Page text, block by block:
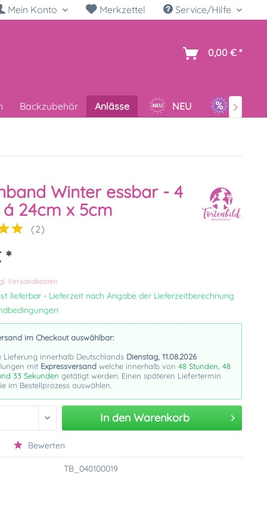
Mein Konto Merkzettel Service/Hilfe
0,00 € *
Backzubehör Anlässe NEU SALE

Winter essbar - 4
á 24cm x 5cm
(2)
*
Versandkosten
lieferbar - Lieferzeit nach Angabe der Lieferzeitberechnung
im Checkout auswählbar:
Lieferung innerhalb Deutschlands Dienstag, 11.08.2026
mit Expressversand welche innerhalb von48 Stunden, 48
32 Sekunden getätigt werden. Einen späteren Liefertermin
im Bestellprozess auswählen.
In den Warenkorb
Bewerten
TB_040100019